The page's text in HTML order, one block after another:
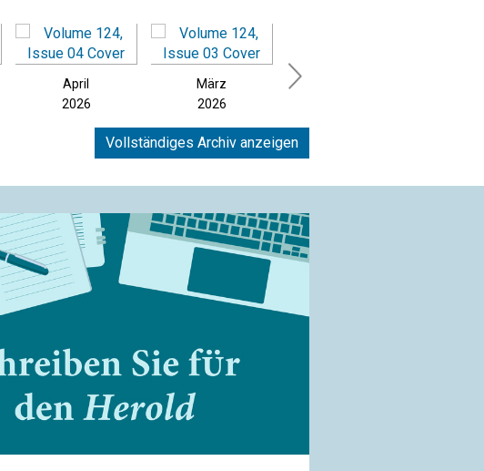
April
2026
März
2026
Vollständiges Archiv anzeigen